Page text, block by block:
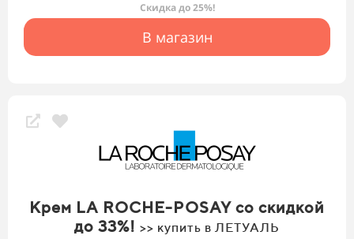
Скидка до 25%!
В магазин
Крем LA ROCHE-POSAY со скидкой
до 33%! >> купить в ЛЕТУАЛЬ